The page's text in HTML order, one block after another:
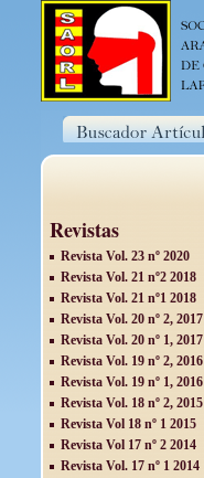
Revistas
Revista Vol. 23 nº 2020
Revista Vol. 21 nº2 2018
Revista Vol. 21 nº1 2018
Revista Vol. 20 nº 2, 2017
Revista Vol. 20 nº 1, 2017
Revista Vol. 19 nº 2, 2016
Revista Vol. 19 nº 1, 2016
Revista Vol. 18 nº 2, 2015
Revista Vol 18 nº 1 2015
Revista Vol 17 nº 2 2014
Revista Vol. 17 nº 1 2014